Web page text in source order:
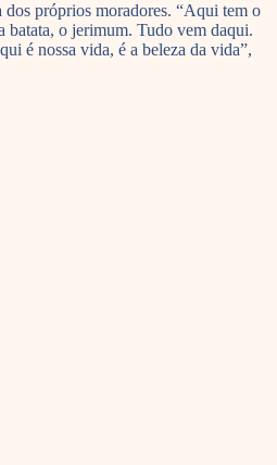
próprios moradores. “Aqui tem o
batata, o jerimum. Tudo vem daqui.
é nossa vida, é a beleza da vida”,